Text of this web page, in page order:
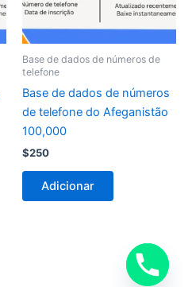
Base de dados de números de
telefone
Base de dados de números
de telefone do Afeganistão
100,000
$250
Adicionar